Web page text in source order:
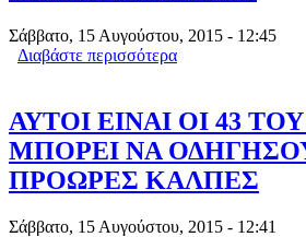
Σάββατο, 15 Αυγούστου, 2015 - 12:45
Διαβάστε περισσότερα
ΑΥΤΟΙ ΕΙΝΑΙ ΟΙ 43
ΜΠΟΡΕΙ ΝΑ
ΠΡΟΩΡΕΣ ΚΑΛΠΕΣ
Σάββατο, 15 Αυγούστου, 2015 - 12:41